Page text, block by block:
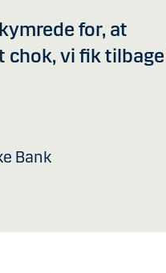
for, at
chok, vi fik
Bank